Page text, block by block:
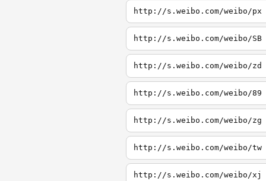
http://s.weibo.com/weibo/px
http://s.weibo.com/weibo/SB
http://s.weibo.com/weibo/zd
http://s.weibo.com/weibo/89
http://s.weibo.com/weibo/zg
http://s.weibo.com/weibo/tw
http://s.weibo.com/weibo/xj